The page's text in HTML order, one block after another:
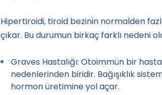
Hipertiroidi, tiroid bezinin normalden
çıkar. Bu durumun birkaç farklı nedeni
Graves Hastalığı: Otoimmün bir
nedenlerinden biridir. Bağışıklık
hormon üretimine yol açar.